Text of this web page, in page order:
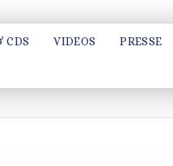
CDS VIDEOS PRESSE